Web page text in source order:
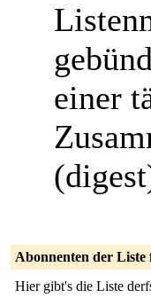
einer
Abonnenten der Liste
Hier gibt's die Liste